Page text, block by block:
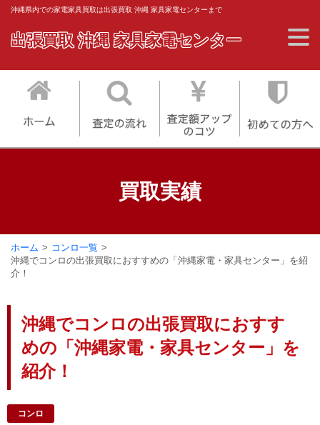
沖縄県内での家電家具買取は出張買取 沖縄 家具家電センターまで
出張買取 沖縄 家具家電センター
買取実績
ホーム
コンロ一覧
沖縄でコンロの出張買取におすすめの「沖縄家電・家具センター」を紹
介！
沖縄でコンロの出張買取におすす
めの「沖縄家電・家具センター」を
紹介！
コンロ